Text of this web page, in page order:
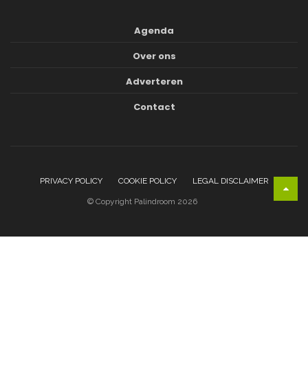
Agenda
Over ons
Adverteren
Contact
PRIVACY POLICY COOKIE POLICY LEGAL DISCLAIMER
© Copyright Palindroom 2026